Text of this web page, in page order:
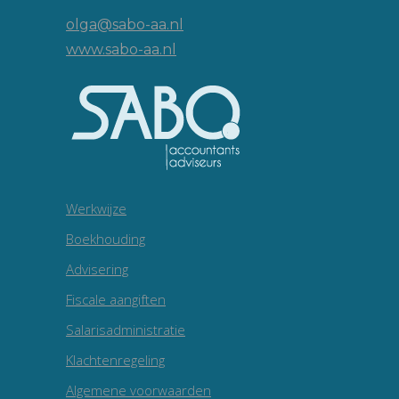
olga@sabo-aa.nl
www.sabo-aa.nl
Werkwijze
Boekhouding
Advisering
Fiscale aangiften
Salarisadministratie
Klachtenregeling
Algemene voorwaarden